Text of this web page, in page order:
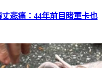
悲痛：44年前目睹軍卡也